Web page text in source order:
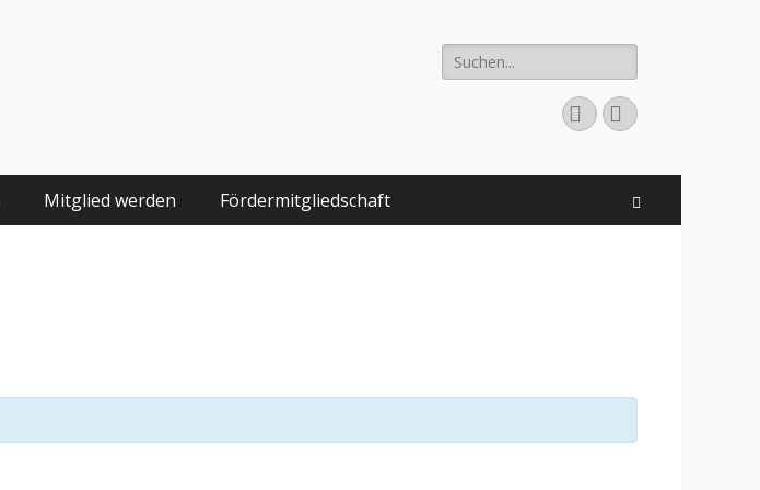
Suchen
nach:
FacebookInstagram
Mitglied werden Fördermitgliedschaft